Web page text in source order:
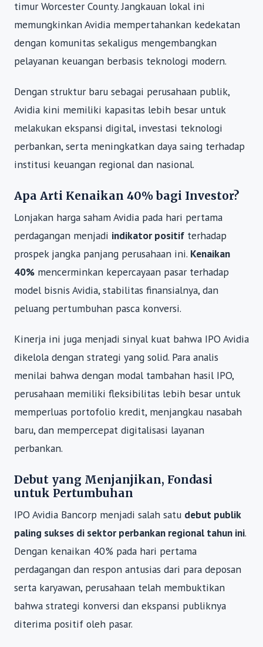
timur Worcester County. Jangkauan lokal ini
memungkinkan Avidia mempertahankan kedekatan
dengan komunitas sekaligus mengembangkan
pelayanan keuangan berbasis teknologi modern.
Dengan struktur baru sebagai perusahaan publik,
Avidia kini memiliki kapasitas lebih besar untuk
melakukan ekspansi digital, investasi teknologi
perbankan, serta meningkatkan daya saing terhadap
institusi keuangan regional dan nasional.
Apa Arti Kenaikan 40% bagi Investor?
Lonjakan harga saham Avidia pada hari pertama
perdagangan menjadi indikator positif terhadap
prospek jangka panjang perusahaan ini. Kenaikan
40% mencerminkan kepercayaan pasar terhadap
model bisnis Avidia, stabilitas finansialnya, dan
peluang pertumbuhan pasca konversi.
Kinerja ini juga menjadi sinyal kuat bahwa IPO Avidia
dikelola dengan strategi yang solid. Para analis
menilai bahwa dengan modal tambahan hasil IPO,
perusahaan memiliki fleksibilitas lebih besar untuk
memperluas portofolio kredit, menjangkau nasabah
baru, dan mempercepat digitalisasi layanan
perbankan.
Debut yang Menjanjikan, Fondasi
untuk Pertumbuhan
IPO Avidia Bancorp menjadi salah satu debut publik
paling sukses di sektor perbankan regional tahun ini.
Dengan kenaikan 40% pada hari pertama
perdagangan dan respon antusias dari para deposan
serta karyawan, perusahaan telah membuktikan
bahwa strategi konversi dan ekspansi publiknya
diterima positif oleh pasar.